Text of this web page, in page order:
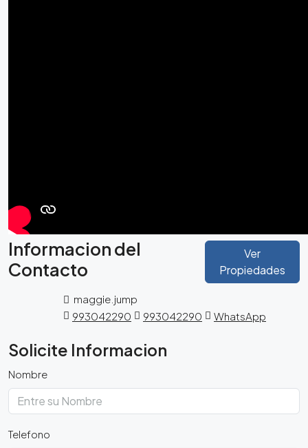
Informacion del
Contacto
Ver
Propiedades
maggie.jump
993042290
993042290 WhatsApp
Solicite Informacion
Nombre
Telefono